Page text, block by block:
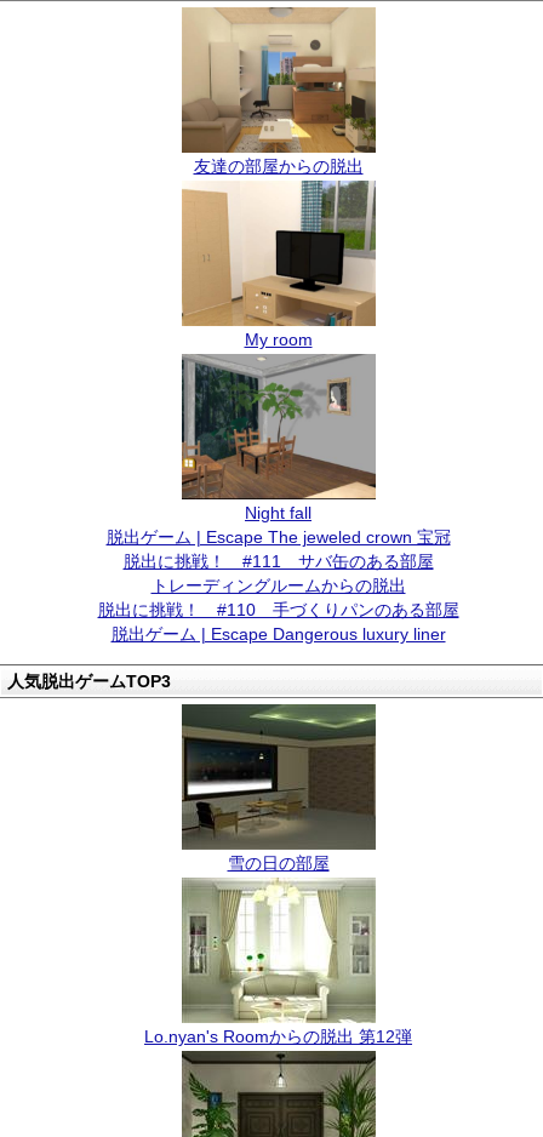
友達の部屋からの脱出
My room
Night fall
脱出ゲーム | Escape The jeweled crown 宝冠
脱出に挑戦！ #111 サバ缶のある部屋
トレーディングルームからの脱出
脱出に挑戦！ #110 手づくりパンのある部屋
脱出ゲーム | Escape Dangerous luxury liner
人気脱出ゲームTOP3
雪の日の部屋
Lo.nyan's Roomからの脱出 第12弾